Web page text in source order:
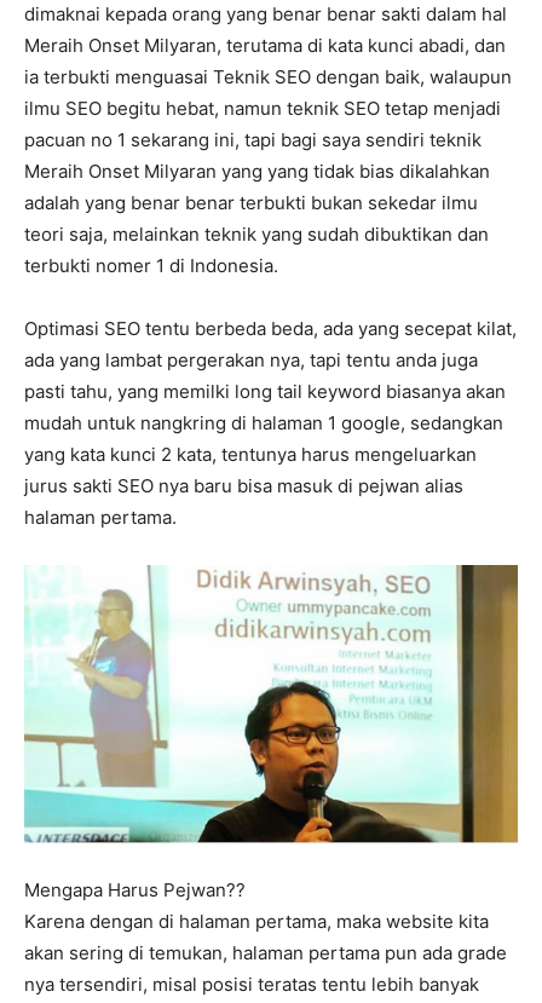
dimaknai kepada orang yang benar benar sakti dalam hal
Meraih Onset Milyaran, terutama di kata kunci abadi, dan
ia terbukti menguasai Teknik SEO dengan baik, walaupun
ilmu SEO begitu hebat, namun teknik SEO tetap menjadi
pacuan no 1 sekarang ini, tapi bagi saya sendiri teknik
Meraih Onset Milyaran yang yang tidak bias dikalahkan
adalah yang benar benar terbukti bukan sekedar ilmu
teori saja, melainkan teknik yang sudah dibuktikan dan
terbukti nomer 1 di Indonesia.
Optimasi SEO tentu berbeda beda, ada yang secepat kilat,
ada yang lambat pergerakan nya, tapi tentu anda juga
pasti tahu, yang memilki long tail keyword biasanya akan
mudah untuk nangkring di halaman 1 google, sedangkan
yang kata kunci 2 kata, tentunya harus mengeluarkan
jurus sakti SEO nya baru bisa masuk di pejwan alias
halaman pertama.
Mengapa Harus Pejwan??
Karena dengan di halaman pertama, maka website kita
akan sering di temukan, halaman pertama pun ada grade
nya tersendiri, misal posisi teratas tentu lebih banyak